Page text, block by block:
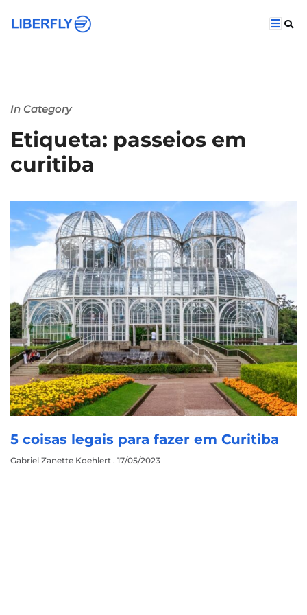
In Category
Etiqueta: passeios em
curitiba
5 coisas legais para fazer em Curitiba
Gabriel Zanette Koehlert 17/05/2023